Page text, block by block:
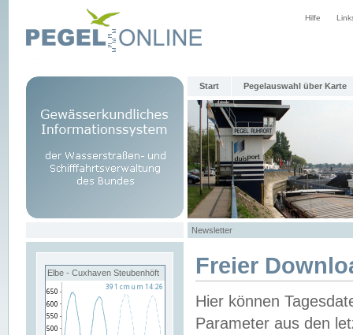
Hilfe
Start Pegelauswahl über Karte
Newsletter
Elbe - Cuxhaven Steubenhöft Freier
Hier können
Parameter aus den